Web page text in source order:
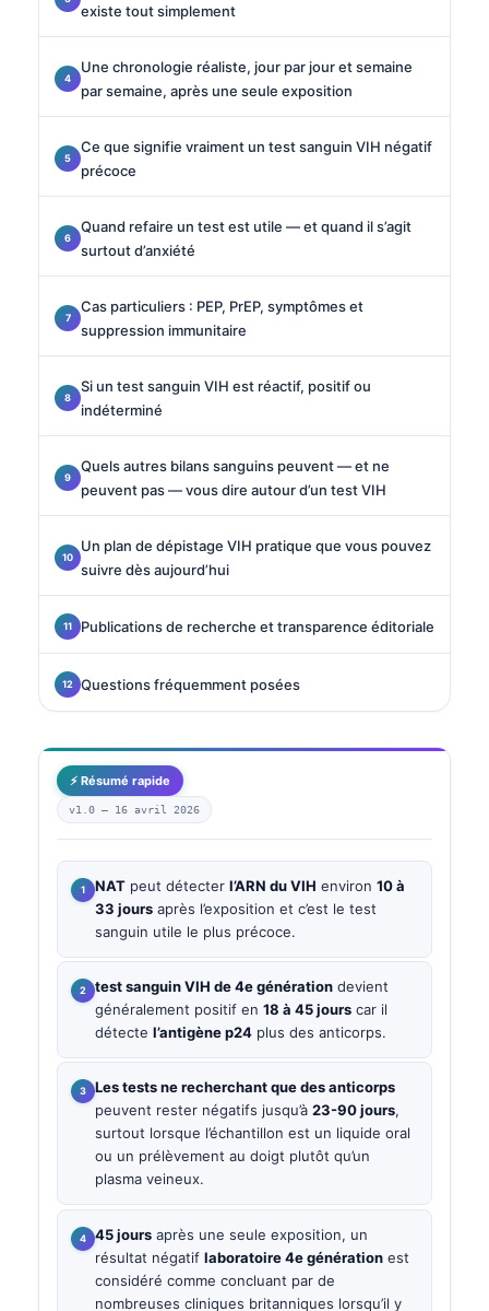
existe tout simplement
Une chronologie réaliste, jour par jour et semaine
par semaine, après une seule exposition
Ce que signifie vraiment un test sanguin VIH négatif
précoce
Quand refaire un test est utile — et quand il s’agit
surtout d’anxiété
Cas particuliers : PEP, PrEP, symptômes et
suppression immunitaire
Si un test sanguin VIH est réactif, positif ou
indéterminé
Quels autres bilans sanguins peuvent — et ne
peuvent pas — vous dire autour d’un test VIH
Un plan de dépistage VIH pratique que vous pouvez
suivre dès aujourd’hui
Publications de recherche et transparence éditoriale
Questions fréquemment posées
⚡ Résumé rapide
v1.0 — 16 avril 2026
NAT peut détecter l’ARN du VIH environ 10 à
33 jours après l’exposition et c’est le test
sanguin utile le plus précoce.
test sanguin VIH de 4e génération devient
généralement positif en 18 à 45 jours car il
détecte l’antigène p24 plus des anticorps.
Les tests ne recherchant que des anticorps
peuvent rester négatifs jusqu’à 23-90 jours,
surtout lorsque l’échantillon est un liquide oral
ou un prélèvement au doigt plutôt qu’un
plasma veineux.
45 jours après une seule exposition, un
résultat négatif laboratoire 4e génération est
considéré comme concluant par de
nombreuses cliniques britanniques lorsqu’il y